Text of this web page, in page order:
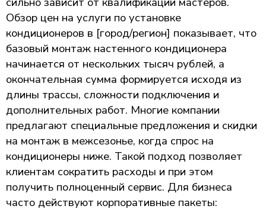
Обзор цен на услуги по установке
кондиционеров в [город/регион] показывает, что
базовый монтаж настенного кондиционера
начинается от нескольких тысяч рублей, а
окончательная сумма формируется исходя из
длины трассы, сложности подключения и
дополнительных работ. Многие компании
предлагают специальные предложения и скидки
на монтаж в межсезонье, когда спрос на
кондиционеры ниже. Такой подход позволяет
клиентам сократить расходы и при этом
получить полноценный сервис. Для бизнеса
часто действуют корпоративные пакеты: